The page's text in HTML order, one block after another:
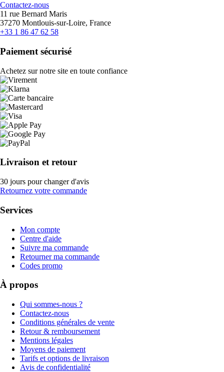
Contactez-nous
11 rue Bernard Maris
37270 Montlouis-sur-Loire, France
+33 1 86 47 62 58
Paiement sécurisé
Achetez sur notre site en toute confiance
Livraison et retour
30 jours pour changer d'avis
Retournez votre commande
Services
Mon compte
Centre d'aide
Suivre ma commande
Retourner ma commande
Codes promo
À propos
Qui sommes-nous ?
Contactez-nous
Conditions générales de vente
Retour & remboursement
Mentions légales
Moyens de paiement
Tarifs et options de livraison
Avis de confidentialité